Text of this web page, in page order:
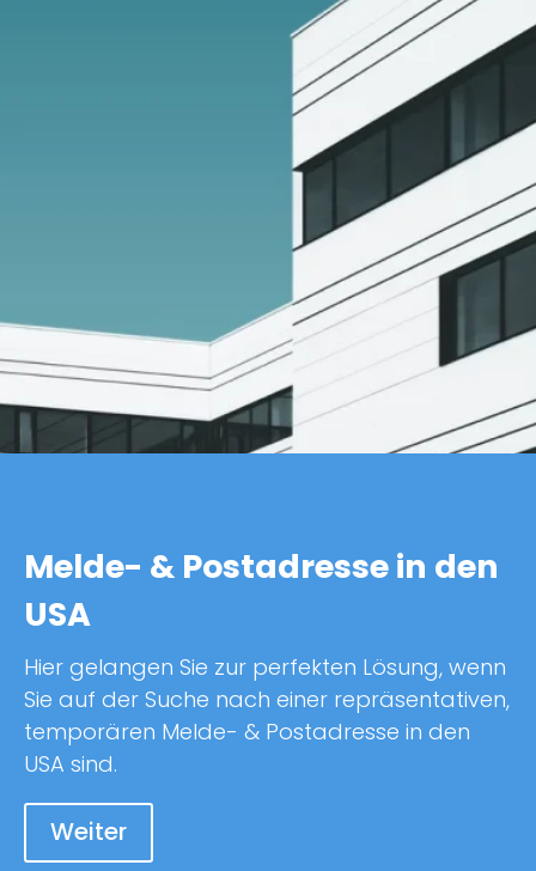
Melde- & Postadresse in den
USA
Hier gelangen Sie zur perfekten Lösung, wenn
Sie auf der Suche nach einer repräsentativen,
temporären Melde- & Postadresse in den
USA sind.
Weiter